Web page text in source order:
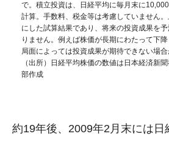
で。積立投資は、日経平均に毎月末に
計算。手数料、税金等は考慮していません
にした試算結果であり、将来の投資成果を
りません。例えば株価が長期にわたって下降
局面によっては投資成果が期待できない場合
（出所）日経平均株価の数値は日本経済新
部作成
約19年後、2009年2月末には日